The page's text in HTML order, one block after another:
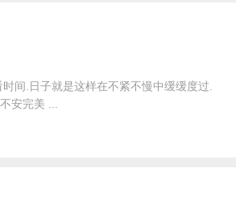
间.日子就是这样在不紧不慢中缓缓度过.
安完美 ...